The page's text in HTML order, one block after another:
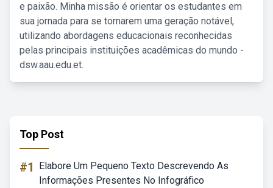
e paixão. Minha missão é orientar os estudantes em
sua jornada para se tornarem uma geração notável,
utilizando abordagens educacionais reconhecidas
pelas principais instituições acadêmicas do mundo -
dsw.aau.edu.et.
Top Post
#1
Elabore Um Pequeno Texto Descrevendo As
Informações Presentes No Infográfico